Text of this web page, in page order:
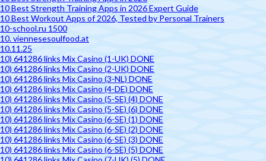
10 Best Strength Training Apps in 2026 Expert Guide
10 Best Workout Apps of 2026, Tested by Personal Trainers
10-school.ru 1500
10. viennesesoulfood.at
10.11.25
10) 641286 links Mix Casino (1-UK) DONE
10) 641286 links Mix Casino (2-UK) DONE
10) 641286 links Mix Casino (3-NL) DONE
10) 641286 links Mix Casino (4-DE) DONE
10) 641286 links Mix Casino (5-SE) (4) DONE
10) 641286 links Mix Casino (5-SE) (6) DONE
10) 641286 links Mix Casino (6-SE) (1) DONE
10) 641286 links Mix Casino (6-SE) (2) DONE
10) 641286 links Mix Casino (6-SE) (3) DONE
10) 641286 links Mix Casino (6-SE) (5) DONE